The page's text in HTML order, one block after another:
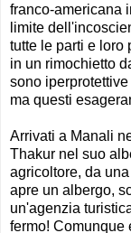
franco-americana
limite
tutte le parti e loro
in un rimochietto
sono
ma questi
Arrivati a Manali
Thakur nel suo
agricoltore, da
apre un albergo,
un'agenzia
fermo! Comunque